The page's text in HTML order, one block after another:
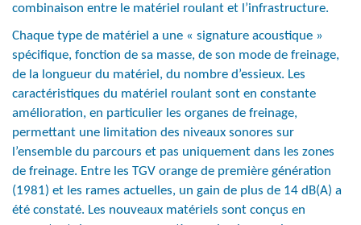
combinaison entre le matériel roulant et l’infrastructure.
Chaque type de matériel a une « signature acoustique »
spécifique, fonction de sa masse, de son mode de freinage,
de la longueur du matériel, du nombre d’essieux. Les
caractéristiques du matériel roulant sont en constante
amélioration, en particulier les organes de freinage,
permettant une limitation des niveaux sonores sur
l’ensemble du parcours et pas uniquement dans les zones
de freinage. Entre les TGV orange de première génération
(1981) et les rames actuelles, un gain de plus de 14 dB(A) a
été constaté. Les nouveaux matériels sont conçus en